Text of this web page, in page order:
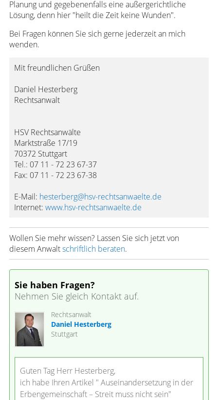
Planung und gegebenenfalls eine außergerichtliche
Lösung, denn hier "heilt die Zeit keine Wunden".
Bei Fragen können Sie sich gerne jederzeit an mich
wenden.
Mit freundlichen Grüßen
Daniel Hesterberg
Rechtsanwalt
HSV Rechtsanwälte
Marktstraße 17/19
70372 Stuttgart
Tel.: 07 11 - 72 23 67-37
Fax: 07 11 - 72 23 67-38
E-Mail: hesterberg@hsv-rechtsanwaelte.de
Internet: www.hsv-rechtsanwaelte.de
Wollen Sie mehr wissen? Lassen Sie sich jetzt von
diesem Anwaltschriftlich beraten.
Sie haben Fragen?
Nehmen Sie gleich Kontakt auf.
Rechtsanwalt
Daniel Hesterberg
Stuttgart
Guten Tag Herr Hesterberg,
ich habe Ihren Artikel " Auseinandersetzung in der
Erbengemeinschaft – Streit muss nicht sein"